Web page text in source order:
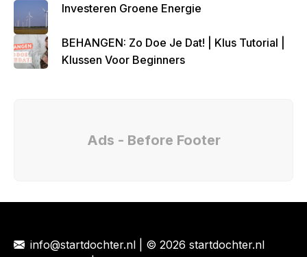
Investeren Groene Energie
BEHANGEN: Zo Doe Je Dat! | Klus Tutorial |
Klussen Voor Beginners
Ads - Before Footer
info@startdochter.nl | © 2026 startdochter.nl